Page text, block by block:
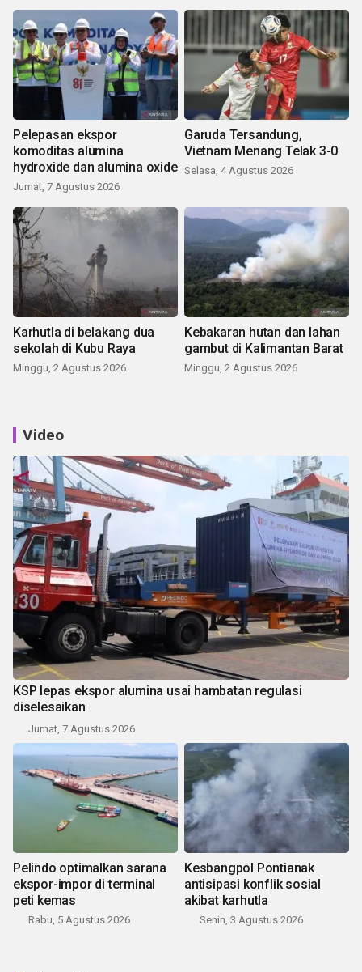
Pelepasan ekspor
komoditas alumina
hydroxide dan alumina oxide
Jumat, 7 Agustus 2026
Garuda Tersandung,
Vietnam Menang Telak 3-0
Selasa, 4 Agustus 2026
Karhutla di belakang dua
sekolah di Kubu Raya
Minggu, 2 Agustus 2026
Kebakaran hutan dan lahan
gambut di Kalimantan Barat
Minggu, 2 Agustus 2026
Video
KSP lepas ekspor alumina usai hambatan regulasi
diselesaikan
Jumat, 7 Agustus 2026
Pelindo optimalkan sarana
ekspor-impor di terminal
peti kemas
Rabu, 5 Agustus 2026
Kesbangpol Pontianak
antisipasi konflik sosial
akibat karhutla
Senin, 3 Agustus 2026